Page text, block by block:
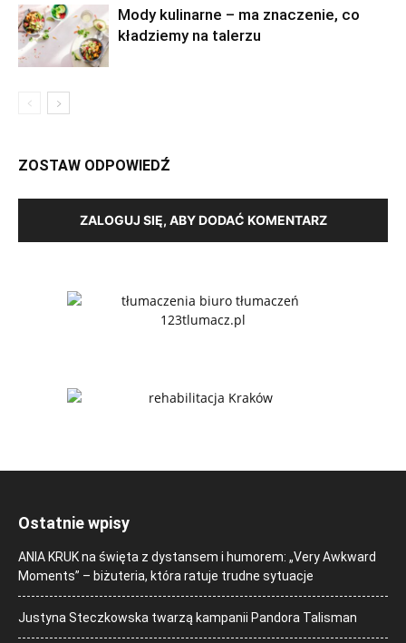
Mody kulinarne – ma znaczenie, co
kładziemy na talerzu
ZOSTAW ODPOWIEDŹ
ZALOGUJ SIĘ, ABY DODAĆ KOMENTARZ
Ostatnie wpisy
ANIA KRUK na święta z dystansem i humorem: „Very Awkward
Moments” – biżuteria, która ratuje trudne sytuacje
Justyna Steczkowska twarzą kampanii Pandora Talisman